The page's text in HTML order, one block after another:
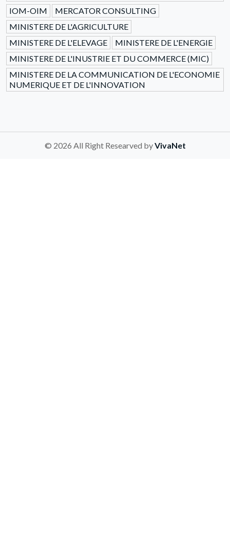
IOM-OIM
MERCATOR CONSULTING
MINISTERE DE L'AGRICULTURE
MINISTERE DE L'ELEVAGE
MINISTERE DE L'ENERGIE
MINISTERE DE L'INUSTRIE ET DU COMMERCE (MIC)
MINISTERE DE LA COMMUNICATION DE L'ECONOMIE
NUMERIQUE ET DE L'INNOVATION
© 2026 All Right Researved byVivaNet